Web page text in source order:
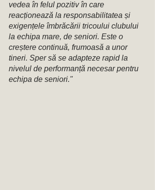
vedea în felul pozitiv în care
reacționează la responsabilitatea și
exigențele îmbrăcării tricoului clubului
la echipa mare, de seniori. Este o
creștere continuă, frumoasă a unor
tineri. Sper să se adapteze rapid la
nivelul de performanță necesar pentru
echipa de seniori."